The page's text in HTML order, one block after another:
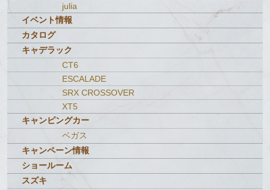
julia
イベント情報
カタログ
キャデラック
CT6
ESCALADE
SRX CROSSOVER
XT5
キャンピングカー
ベガス
キャンペーン情報
ショールーム
スズキ